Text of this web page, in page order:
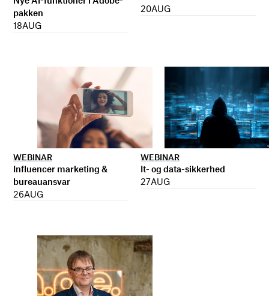
pakken
18AUG
20AUG
WEBINAR
Influencer marketing &
bureauansvar
26AUG
WEBINAR
It- og data-sikkerhed
27AUG